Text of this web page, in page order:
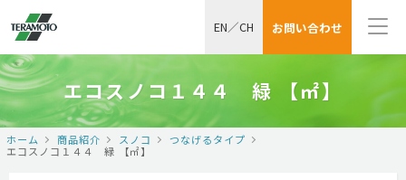
お問い合わせ
EN／CH
エコスノコ１４４ 緑 【㎡】
ホーム 商品紹介 スノコ
つなげるタイプ
エコスノコ１４４ 緑 【㎡】